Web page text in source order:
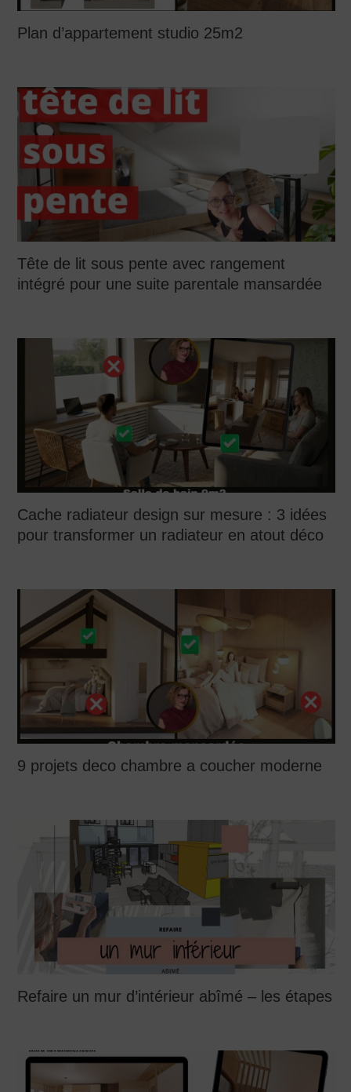
Plan d’appartement studio 25m2
Tête de lit sous pente avec rangement
intégré pour une suite parentale mansardée
Cache radiateur design sur mesure : 3 idées
pour transformer un radiateur en atout déco
9 projets deco chambre a coucher moderne
Refaire un mur d’intérieur abîmé – les étapes